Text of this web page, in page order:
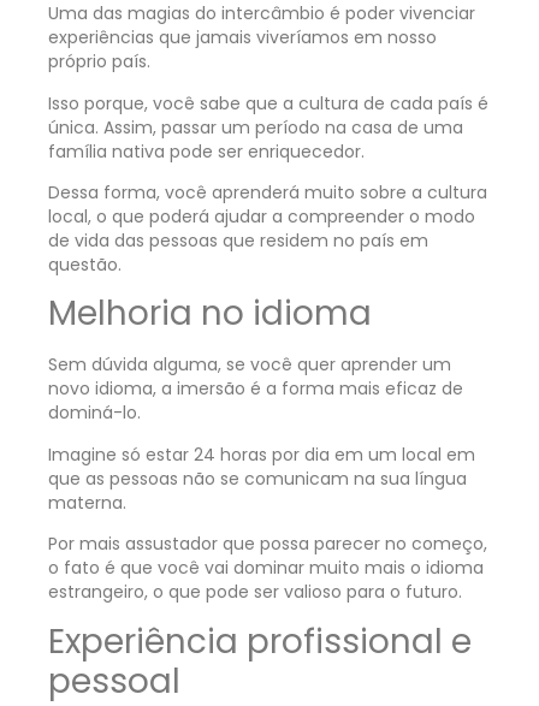
Uma das magias do intercâmbio é poder vivenciar
experiências que jamais viveríamos em nosso
próprio país.
Isso porque, você sabe que a cultura de cada país é
única. Assim, passar um período na casa de uma
família nativa pode ser enriquecedor.
Dessa forma, você aprenderá muito sobre a cultura
local, o que poderá ajudar a compreender o modo
de vida das pessoas que residem no país em
questão.
Melhoria no idioma
Sem dúvida alguma, se você quer aprender um
novo idioma, a imersão é a forma mais eficaz de
dominá-lo.
Imagine só estar 24 horas por dia em um local em
que as pessoas não se comunicam na sua língua
materna.
Por mais assustador que possa parecer no começo,
o fato é que você vai dominar muito mais o idioma
estrangeiro, o que pode ser valioso para o futuro.
Experiência profissional e
pessoal